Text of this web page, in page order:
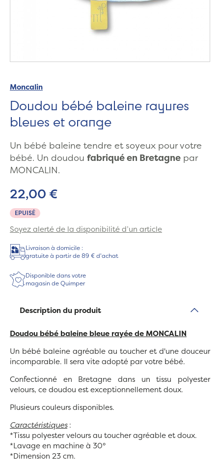
Moncalin
Doudou bébé baleine rayures
bleues et orange
Un bébé baleine tendre et soyeux pour votre
bébé. Un doudou fabriqué en Bretagne par
MONCALIN.
EPUISÉ
22,00 €
Soyez alerté de la disponibilité d’un article
Livraison à domicile :
gratuite à partir de 89 € d'achat
Disponible dans votre
magasin de Quimper
Description du produit
Doudou bébé baleine bleue rayée de MONCALIN
Un bébé baleine agréable au toucher et d'une douceur
incomparable. Il sera vite adopté par votre bébé.
Confectionné en Bretagne dans un tissu polyester
velours, ce doudou est exceptionnellement doux.
Plusieurs couleurs disponibles.
Caractéristiques:
*Tissu polyester velours au toucher agréable et doux.
*Lavage en machine à 30°
*Dimension 23 cm.